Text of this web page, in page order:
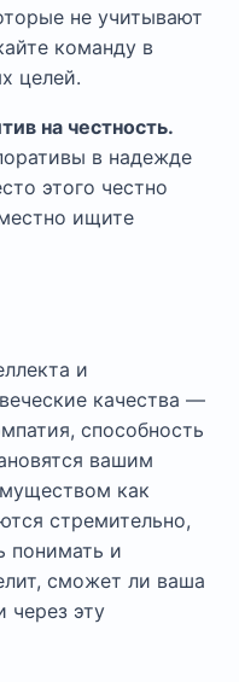
не учитывают
команду в
целей.
на честность.
в надежде
этого честно
ищите
и
качества —
способность
вашим
как
стремительно,
понимать и
сможет ли ваша
через эту